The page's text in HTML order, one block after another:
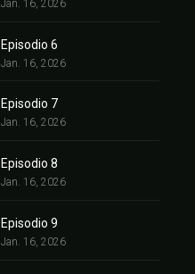
Jan. 16, 2026
Episodio 6
Jan. 16, 2026
Episodio 7
Jan. 16, 2026
Episodio 8
Jan. 16, 2026
Episodio 9
Jan. 16, 2026